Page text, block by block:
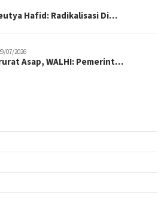
Hafid: Radikalisasi Di…
07/2026
Asap, WALHI: Pemerint…